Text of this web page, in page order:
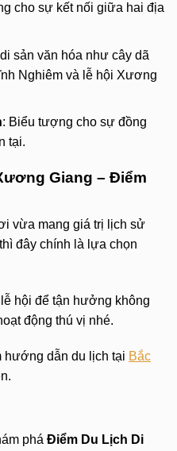
cho sự kết nối giữa hai địa
sản văn hóa như cây dã
Nghiêm và lễ hội Xương
: Biểu tượng cho sự đồng
tại.
Giang – Điểm
vừa mang giá trị lịch sử
đây chính là lựa chọn
hội để tận hưởng không
động thú vị nhé.
hướng dẫn du lịch tại Bắc
phá Điểm Du Lịch Di